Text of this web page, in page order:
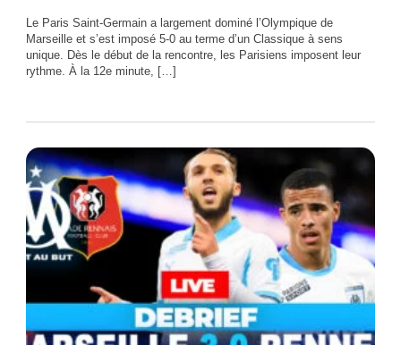
Le Paris Saint-Germain a largement dominé l’Olympique de
Marseille et s’est imposé 5-0 au terme d’un Classique à sens
unique. Dès le début de la rencontre, les Parisiens imposent leur
rythme. À la 12e minute, […]